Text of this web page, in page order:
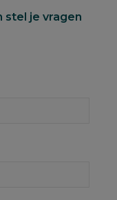
stel je vragen